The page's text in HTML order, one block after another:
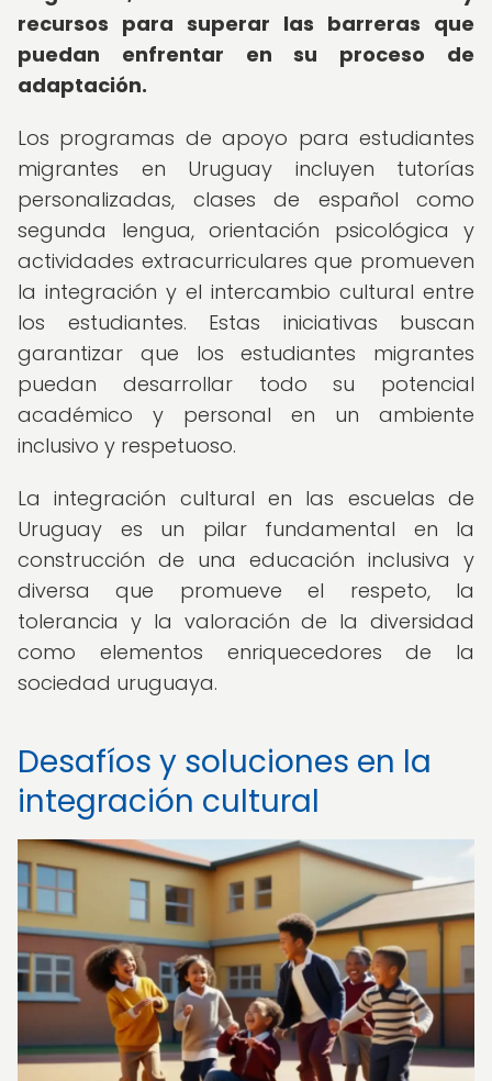
recursos para superar las barreras que
puedan enfrentar en su proceso de
adaptación.
Los programas de apoyo para estudiantes
migrantes en Uruguay incluyen tutorías
personalizadas, clases de español como
segunda lengua, orientación psicológica y
actividades extracurriculares que promueven
la integración y el intercambio cultural entre
los estudiantes. Estas iniciativas buscan
garantizar que los estudiantes migrantes
puedan desarrollar todo su potencial
académico y personal en un ambiente
inclusivo y respetuoso.
La integración cultural en las escuelas de
Uruguay es un pilar fundamental en la
construcción de una educación inclusiva y
diversa que promueve el respeto, la
tolerancia y la valoración de la diversidad
como elementos enriquecedores de la
sociedad uruguaya.
Desafíos y soluciones en la
integración cultural